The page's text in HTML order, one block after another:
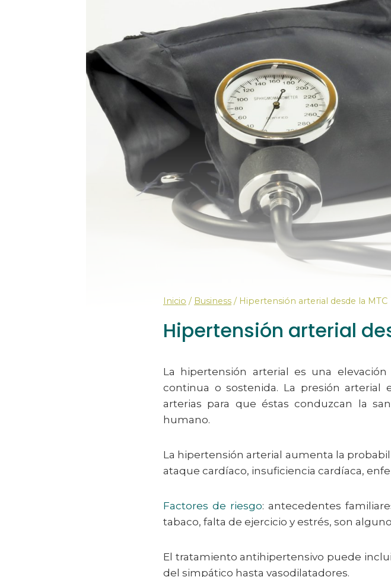
Inicio / Business / Hipertensión arterial desde la MTC
Hipertensión arterial
La hipertensión arterial es una
continua o sostenida. La presión arterial
arterias para que éstas conduzcan la
humano.
La hipertensión arterial aumenta la
ataque cardíaco, insuficiencia cardíaca,
Factores de riesgo: antecedentes
tabaco, falta de ejercicio y estrés, son
El tratamiento antihipertensivo puede
del simpático hasta vasodilatadores.